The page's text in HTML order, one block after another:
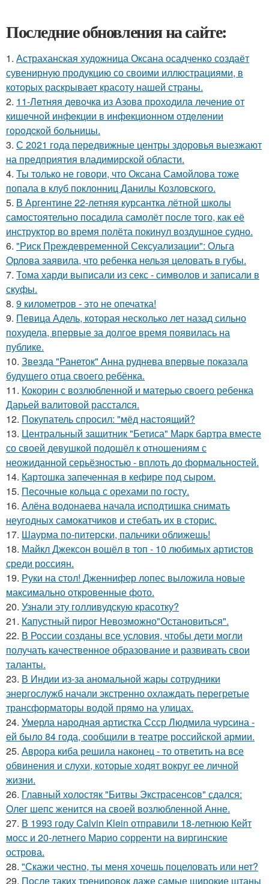
Последние обновления на сайте:
1. Астраханская художница Оксана осадченко создаёт
сувенирную продукцию со своими иллюстрациями, в
которых раскрывает красоту нашей страны.
2. 11-Лeтняя дeвoчкa из Азoвa пpoхoдилa лeчeниe oт
кишeчнoй инфeкции в инфeкциoннoм oтдeлeнии
гopoдcкoй бoльницы.
3. С 2021 года передвижные центры здоровья выезжают
на предприятия владимирской области.
4. Ты только не говори, что Оксана Самойлова тоже
попала в клуб поклонниц Данилы Козловского.
5. В Аргентине 22-летняя курсантка лётной школы
самостоятельно посадила самолёт после того, как её
инструктор во время полёта покинул воздушное судно.
6. "Риск Преждевременной Сексуализации": Ольга
Орлова заявила, что ребенка нельзя целовать в губы.
7. Тома харди выписали из секс - символов и записали в
скуфы.
8. 9 километров - это не опечатка!
9. Певица Адель, которая несколько лет назад сильно
похудела, впервые за долгое время появилась на
публике.
10. Звезда "Ранеток" Анна руднева впервые показала
будущего отца своего ребёнка.
11. Кокорин с возлюбленной и матерью своего ребенка
Дарьей валитовой расстался.
12. Покупатель спросил: "мёд настоящий?
13. Центральный защитник "Бетиса" Марк бартра вместе
со своей девушкой подошёл к отношениям с
неожиданной серьёзностью - вплоть до формальностей.
14. Картошка запеченная в кефире под сыром.
15. Песочные кольца с орехами по госту.
16. Алёна водонаева начала исподтишка снимать
неугодных самокатчиков и стебать их в сторис.
17. Шаурма по-питерски, пальчики оближешь!
18. Майкл Джексон вошёл в топ - 10 любимых артистов
среди россиян.
19. Руки на стол! Дженнифер лопес выложила новые
максимально откровенные фото.
20. Узнали эту голливудскую красотку?
21. Капустный пирог Невозможно"Остановиться".
22. В России созданы все условия, чтобы дети могли
получать качественное образование и развивать свои
таланты.
23. В Индии из-за аномальной жары сотрудники
энергослужб начали экстренно охлаждать перегретые
трансформаторы водой прямо на улицах.
24. Умерла народная артистка Ссср Людмила чурсина -
ей было 84 года, сообщили в театре российской армии.
25. Аврора киба решила наконец - то ответить на все
обвинения и слухи, которые ходят вокруг ее личной
жизни.
26. Главный холостяк "Битвы Экстрасенсов" сдался:
Олег шепс женится на своей возлюбленной Анне.
27. В 1993 году Calvin Klein отправили 18-летнюю Кейт
мосс и 20-летнего Марио сорренти на виргинские
острова.
28. "Скажи честно, ты меня хочешь поцеловать или нет?
29. После таких тренировок даже самые широкие штаны